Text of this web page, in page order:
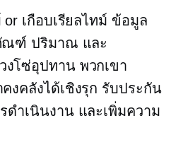
or เกือบเรียลไทม์ ข้อมูล
ณฑ์ ปริมาณ และ
โซ่อุปทาน พวกเขา
งคลังได้เชิงรุก รับประกัน
ดำเนินงาน และเพิ่มความ